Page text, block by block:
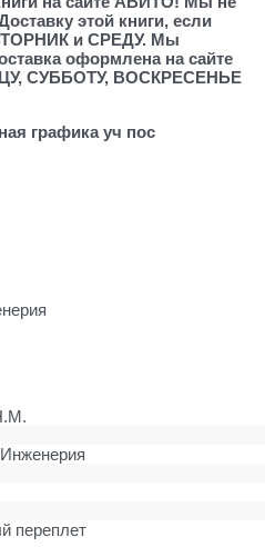
этой книги, если
и СРЕДУ. Мы
оформлена на сайте
СУББОТУ, ВОСКРЕСЕНЬЕ
графика уч пос
переплет